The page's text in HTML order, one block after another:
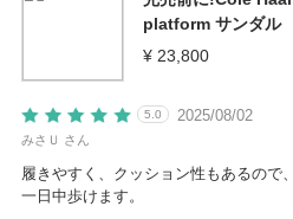
platform サンダル
¥ 23,800
2025/08/02
5.0
みさＵ さん
履きやすく、クッション性もあるので、
一日中歩けます。